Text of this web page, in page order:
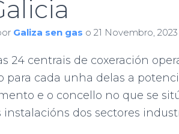
Galiza sen gas o 21 Novembro, 2023
24 centrais de coxeración
para cada unha delas a
e o concello no que se
dos sectores